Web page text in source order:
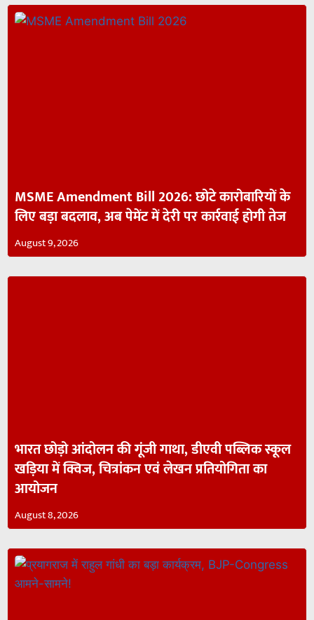
MSME Amendment Bill 2026: छोटे कारोबारियों के
लिए बड़ा बदलाव, अब पेमेंट में देरी पर कार्रवाई होगी तेज
August 9, 2026
भारत छोड़ो आंदोलन की गूंजी गाथा, डीएवी पब्लिक स्कूल
खड़िया में क्विज, चित्रांकन एवं लेखन प्रतियोगिता का
आयोजन
August 8, 2026